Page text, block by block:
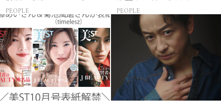
さんの音楽がすべての人
生って？
PEOPLE
権！」40代の今、たどり
着いたこだわりの美容法
PEOPLE